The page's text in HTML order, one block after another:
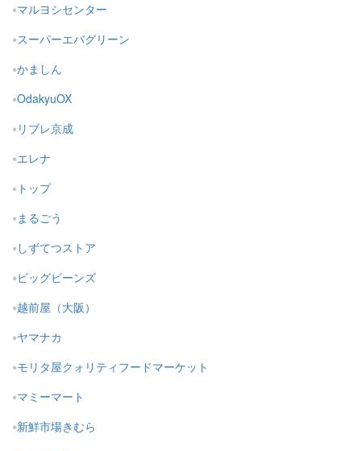
マルヨシセンター
スーパーエバグリーン
かましん
OdakyuOX
リブレ京成
エレナ
トップ
まるごう
しずてつストア
ビッグビーンズ
越前屋（大阪）
ヤマナカ
モリタ屋クォリティフードマーケット
マミーマート
新鮮市場きむら